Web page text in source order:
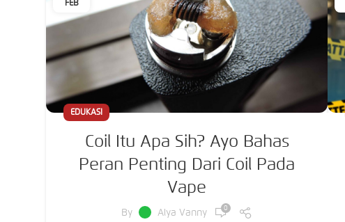
FEB
EDUKASI
Coil Itu Apa Sih? Ayo Bahas
Peran Penting Dari Coil Pada
Vape
By Alya Vanny 0